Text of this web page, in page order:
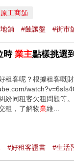
工商舖
舖 #蝕讓盤 #街市
時業主點樣挑選
租客呢？根據租客嘅
紛同租客欠租問題等
租，了解物業維...
#好租客證書 #生活